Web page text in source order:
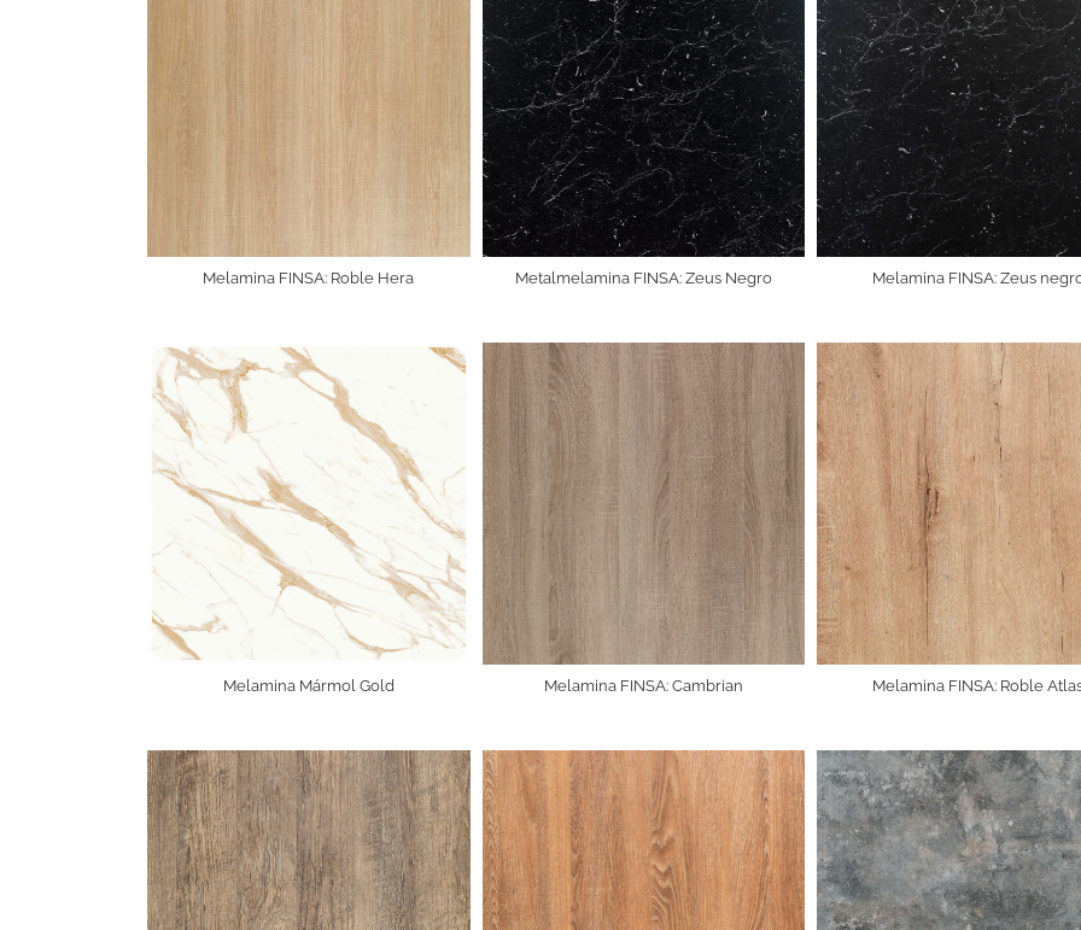
Melamina FINSA: Roble Hera Metalmelamina FINSA: Zeus Negro Melamina FINSA: Zeus
Melamina Mármol Gold Melamina FINSA: Cambrian Melamina FINSA: Roble